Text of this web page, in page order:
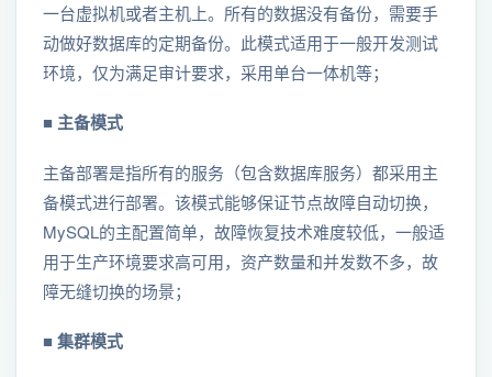
一台虚拟机或者主机上。所有的数据没有备份，需要手
动做好数据库的定期备份。此模式适用于一般开发测试
环境，仅为满足审计要求，采用单台一体机等；
■ 主备模式
主备部署是指所有的服务（包含数据库服务）都采用主
备模式进行部署。该模式能够保证节点故障自动切换，
MySQL的主配置简单，故障恢复技术难度较低，一般适
用于生产环境要求高可用，资产数量和并发数不多，故
障无缝切换的场景；
■集群模式